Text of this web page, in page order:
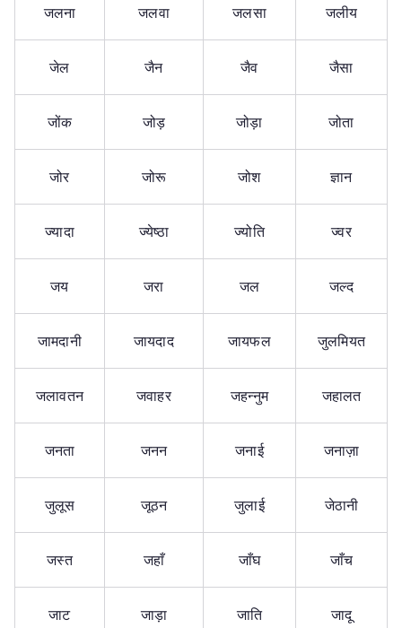
जलना जलवा जलसा जलीय
जेल जैन जैव जैसा
जोंक जोड़ जोड़ा जोता
जोर जोरू जोश ज्ञान
ज्यादा ज्येष्ठा ज्योति ज्वर
जय जरा जल जल्द
जामदानी जायदाद जायफल जुलमियत
जलावतन जवाहर जहन्नुम जहालत
जनता जनन जनाई जनाज़ा
जुलूस जूठन जुलाई जेठानी
जस्त जहाँ जाँघ जाँच
जाट जाड़ा जाति जादू